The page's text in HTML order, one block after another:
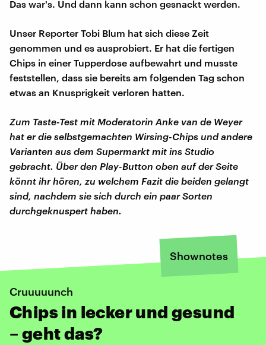
Das war's. Und dann kann schon gesnackt werden.
Unser Reporter Tobi Blum hat sich diese Zeit
genommen und es ausprobiert. Er hat die fertigen
Chips in einer Tupperdose aufbewahrt und musste
feststellen, dass sie bereits am folgenden Tag schon
etwas an Knusprigkeit verloren hatten.
Zum Taste-Test mit Moderatorin Anke van de Weyer
hat er die selbstgemachten Wirsing-Chips und andere
Varianten aus dem Supermarkt mit ins Studio
gebracht. Über den Play-Button oben auf der Seite
könnt ihr hören, zu welchem Fazit die beiden gelangt
sind, nachdem sie sich durch ein paar Sorten
durchgeknuspert haben.
Shownotes
Cruuuuunch
Chips in lecker und gesund
– geht das?